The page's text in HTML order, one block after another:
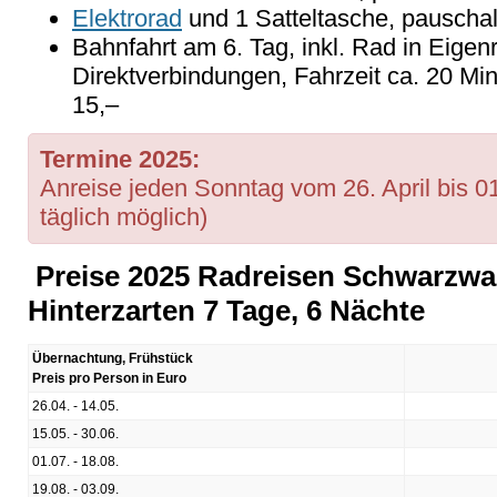
Elektrorad und 1 Satteltasche,
Bahnfahrt am 6. Tag, inkl. Rad in
Direktverbindungen, Fahrzeit ca. 20
15,–
Termine 2025:
Anreise jeden Sonntag vom 26. April bis
täglich möglich)
Preise 2025 Radreisen
Hinterzarten 7 Tage, 6 Nächte
Übernachtung, Frühstück
Preis pro Person in Euro
26.04. - 14.05.
15.05. - 30.06.
01.07. - 18.08.
19.08. - 03.09.